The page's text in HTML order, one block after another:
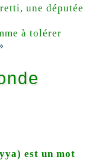
une députée
à tolérer
est un mot